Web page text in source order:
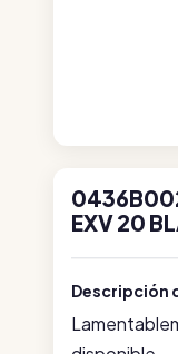
EXV 20
Descripción